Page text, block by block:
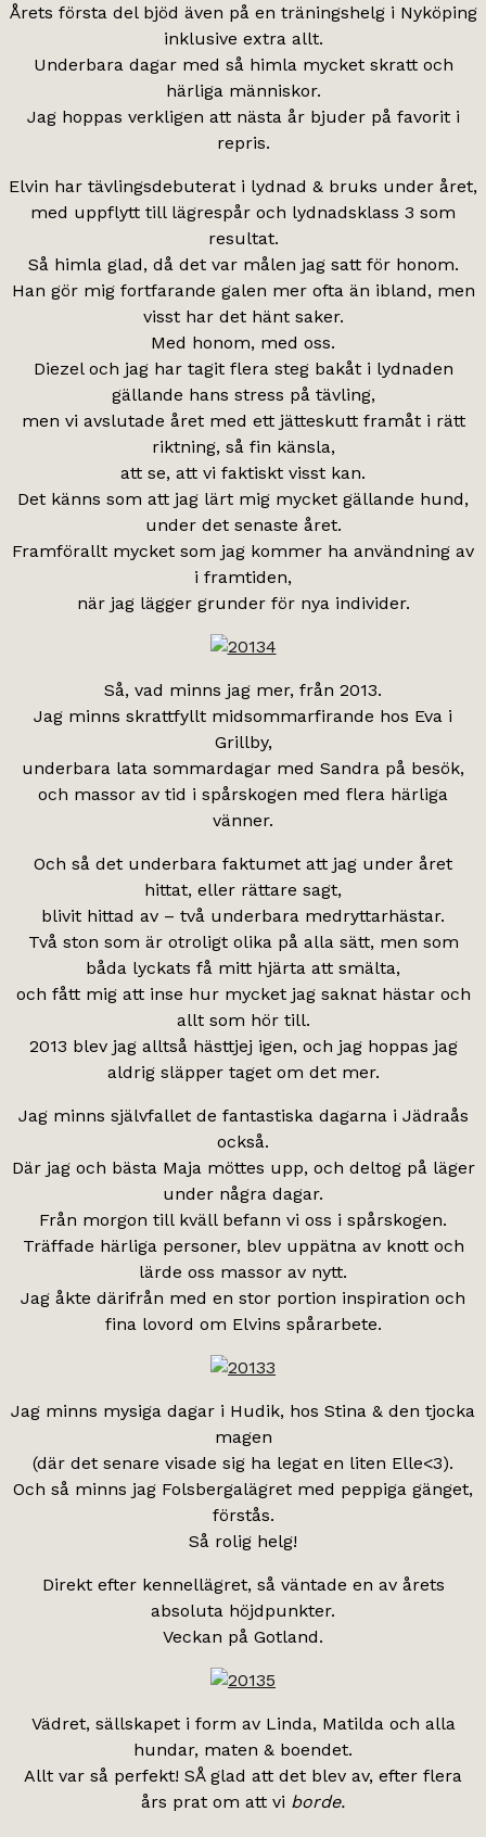
Årets första del bjöd även på en träningshelg i Nyköping
inklusive extra allt.
Underbara dagar med så himla mycket skratt och
härliga människor.
Jag hoppas verkligen att nästa år bjuder på favorit i
repris.
Elvin har tävlingsdebuterat i lydnad & bruks under året,
med uppflytt till lägrespår och lydnadsklass 3 som
resultat.
Så himla glad, då det var målen jag satt för honom.
Han gör mig fortfarande galen mer ofta än ibland, men
visst har det hänt saker.
Med honom, med oss.
Diezel och jag har tagit flera steg bakåt i lydnaden
gällande hans stress på tävling,
men vi avslutade året med ett jätteskutt framåt i rätt
riktning, så fin känsla,
att se, att vi faktiskt visst kan.
Det känns som att jag lärt mig mycket gällande hund,
under det senaste året.
Framförallt mycket som jag kommer ha användning av
i framtiden,
när jag lägger grunder för nya individer.
Så, vad minns jag mer, från 2013.
Jag minns skrattfyllt midsommarfirande hos Eva i
Grillby,
underbara lata sommardagar med Sandra på besök,
och massor av tid i spårskogen med flera härliga
vänner.
Och så det underbara faktumet att jag under året
hittat, eller rättare sagt,
blivit hittad av – två underbara medryttarhästar.
Två ston som är otroligt olika på alla sätt, men som
båda lyckats få mitt hjärta att smälta,
och fått mig att inse hur mycket jag saknat hästar och
allt som hör till.
2013 blev jag alltså hästtjej igen, och jag hoppas jag
aldrig släpper taget om det mer.
Jag minns självfallet de fantastiska dagarna i Jädraås
också.
Där jag och bästa Maja möttes upp, och deltog på läger
under några dagar.
Från morgon till kväll befann vi oss i spårskogen.
Träffade härliga personer, blev uppätna av knott och
lärde oss massor av nytt.
Jag åkte därifrån med en stor portion inspiration och
fina lovord om Elvins spårarbete.
Jag minns mysiga dagar i Hudik, hos Stina & den tjocka
magen
(där det senare visade sig ha legat en liten Elle<3).
Och så minns jag Folsbergalägret med peppiga gänget,
förstås.
Så rolig helg!
Direkt efter kennellägret, så väntade en av årets
absoluta höjdpunkter.
Veckan på Gotland.
Vädret, sällskapet i form av Linda, Matilda och alla
hundar, maten & boendet.
Allt var så perfekt! SÅ glad att det blev av, efter flera
års prat om att vi borde.